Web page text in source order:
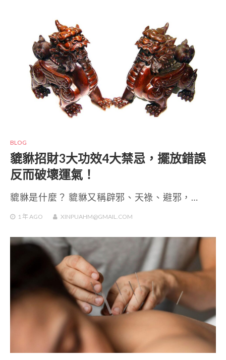
BLOG
貔貅招財3大功效4大禁忌，擺放錯誤
反而破壞運氣！
貔貅是什麼？ 貔貅又稱辟邪、天祿、避邪，…
1 年 AGO XINPUAHM@GMAIL.COM